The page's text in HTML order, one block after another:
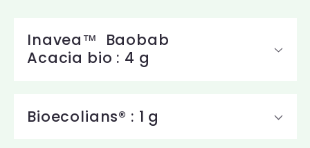
Inavea™ Baobab
Acacia bio : 4 g
Bioecolians® : 1 g